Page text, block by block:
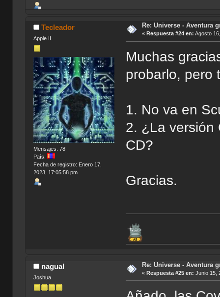
Tecleador
Apple II
Mensajes: 78
País:
Fecha de registro: Enero 17,
2023, 17:05:58 pm
Re: Universe - Aventura
« Respuesta #24 en: Agosto
Muchas
probarlo, pero
1. No va en
2. ¿La versión
CD?
Gracias.
nagual
Joshua
Re: Universe - Aventura
« Respuesta #25 en: Junio 15,